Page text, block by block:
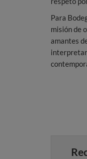
Para
misión de
amantes
interpretar